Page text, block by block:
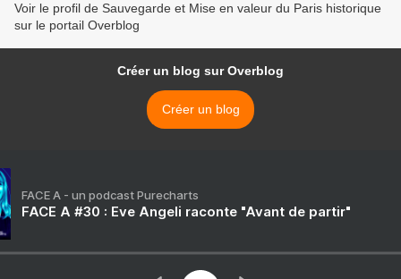
Voir le profil de Sauvegarde et Mise en valeur du Paris historique
sur le portail Overblog
Créer un blog sur Overblog
Créer un blog
FACE A - un podcast Purecharts
FACE A #30 : Eve Angeli raconte "Avant de partir"